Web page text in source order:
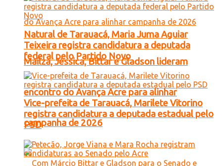
Mailza, Jéssica, Bittar e Gladson lideram
encontro do Avança Acre para alinhar
campanha de 2026
Natural de Tarauacá, Maria Juma Aguiar
Teixeira registra candidatura a deputada
federal pelo Partido Novo
Vice-prefeita de Tarauacá, Marilete Vitorino
registra candidatura a deputada estadual pelo
PSD